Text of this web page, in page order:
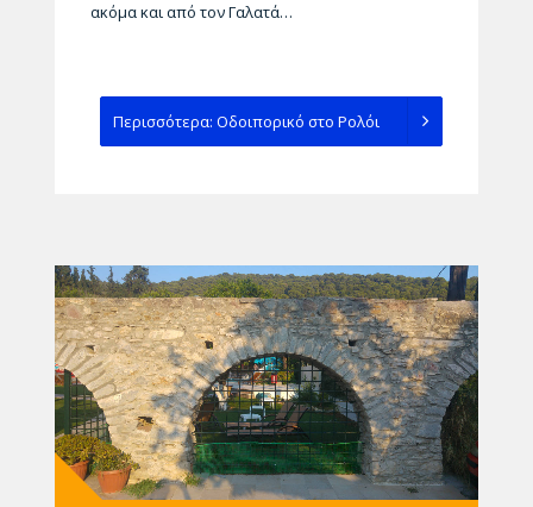
ακόμα και από τον Γαλατά…
Περισσότερα: Οδοιπορικό στο Ρολόι